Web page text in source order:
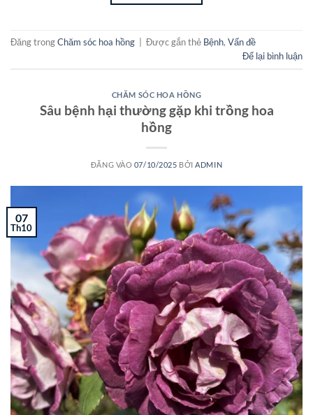
Đăng trongChăm sóc hoa hồng Được gắn thẻ Bệnh, Vấn đề
Để lại bình luận
CHĂM SÓC HOA HỒNG
Sâu bệnh hại thường gặp khi trồng hoa
hồng
ĐĂNG VÀO 07/10/2025 BỞIADMIN
07
Th10